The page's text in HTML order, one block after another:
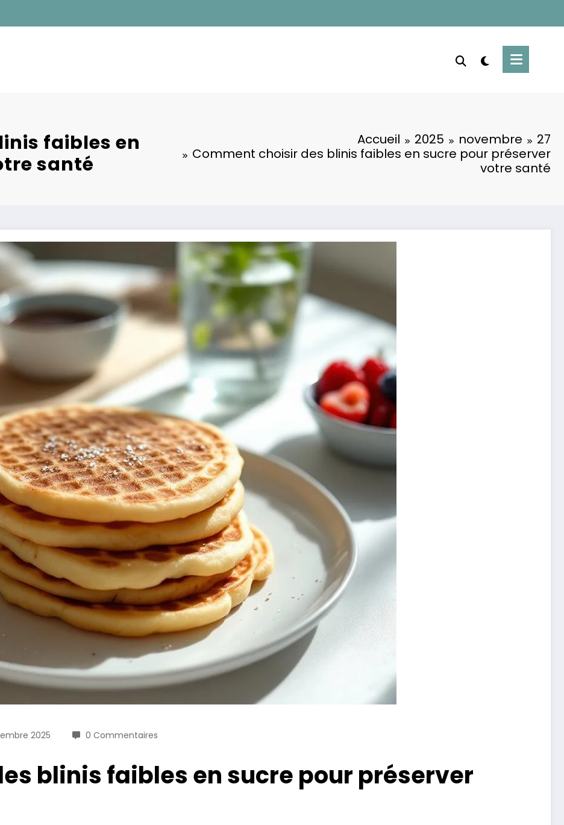
faibles en
santé
Accueil 2025 novembre
27
Comment choisir des blinis faibles en sucre pour préserver
votre santé
2025 0 Commentaires
blinis faibles en sucre pour préserver